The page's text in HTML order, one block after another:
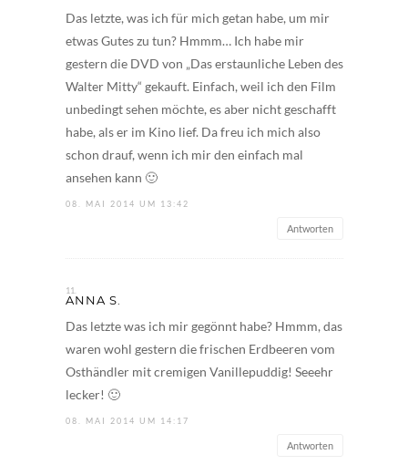
Das letzte, was ich für mich getan habe, um mir
etwas Gutes zu tun? Hmmm… Ich habe mir
gestern die DVD von „Das erstaunliche Leben des
Walter Mitty“ gekauft. Einfach, weil ich den Film
unbedingt sehen möchte, es aber nicht geschafft
habe, als er im Kino lief. Da freu ich mich also
schon drauf, wenn ich mir den einfach mal
ansehen kann 🙂
08. MAI 2014 UM 13:42
Antworten
ANNA S.
Das letzte was ich mir gegönnt habe? Hmmm, das
waren wohl gestern die frischen Erdbeeren vom
Osthändler mit cremigen Vanillepuddig! Seeehr
lecker! 🙂
08. MAI 2014 UM 14:17
Antworten